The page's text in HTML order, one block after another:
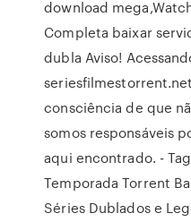
download
Completa baixar
dubla Aviso!
consciência de que
somos responsáveis
aqui encontrado. -
Temporada Torrent
Séries Dublados e